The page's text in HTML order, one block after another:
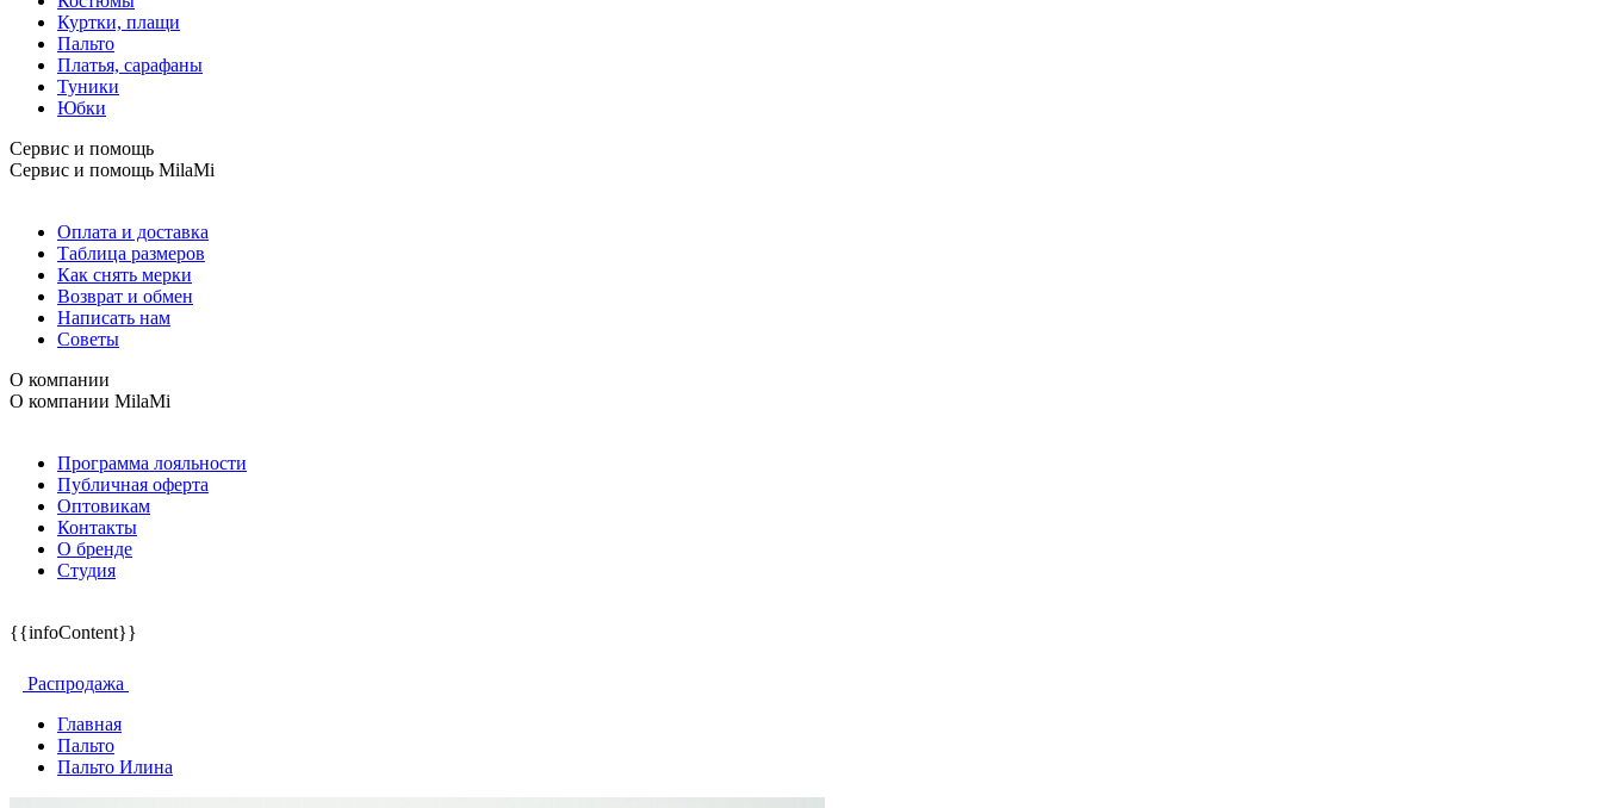
Куртки, плащи
Пальто
Платья, сарафаны
Туники
Юбки
Сервис и помощь
Сервис и помощь MilaMi
Оплата и доставка
Таблица размеров
Как снять мерки
Возврат и обмен
Написать нам
Советы
О компании
О компании MilaMi
Программа лояльности
Публичная оферта
Оптовикам
Контакты
О бренде
Студия
{{infoContent}}
Распродажа
Главная
Пальто
Пальто Илина